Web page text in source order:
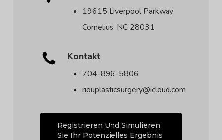
19615 Liverpool Parkway
Cornelius, NC 28031
Kontakt
704-896-5806
riouplasticsurgery@icloud.com
Registrieren Und Simulieren
Sie Ihr Potenzielles Ergebnis